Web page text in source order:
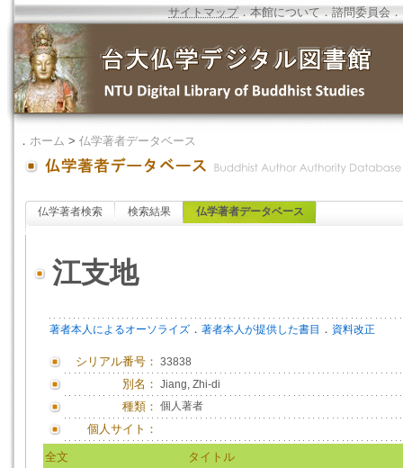
サイトマップ．本館について ．諮問委員会 ．
． ホーム > 仏学著者データベース
仏学著者検索 検索結果 仏学著者データベース
江支地
著者本人によるオーソライズ ． 著者本人が提供した書目 ． 資料改正
シリアル番号： 33838
別名： Jiang, Zhi-di
種類： 個人著者
個人サイト：
全文 タイトル